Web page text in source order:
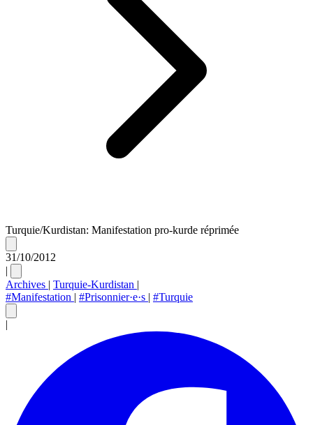
Turquie/Kurdistan: Manifestation pro-kurde réprimée
31/10/2012
|
Archives | Turquie-Kurdistan |
#Manifestation | #Prisonnier·e·s | #Turquie
|